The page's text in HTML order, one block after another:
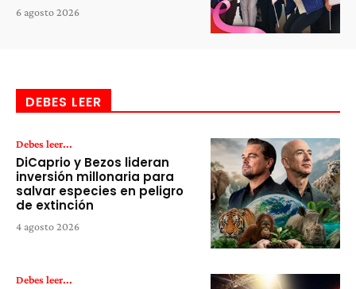
6 agosto 2026
DEBES LEER
Debes leer...
DiCaprio y Bezos lideran
inversión millonaria para
salvar especies en peligro
de extinción
4 agosto 2026
Debes leer...